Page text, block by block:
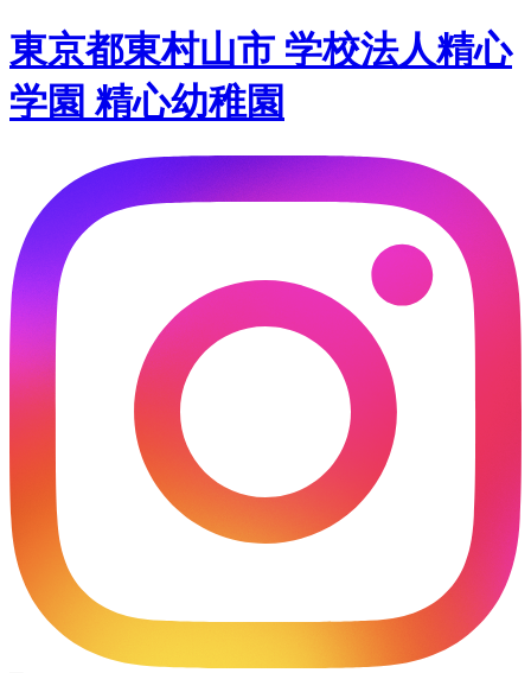
東京都東村山市 学校法人精心
学園 精心幼稚園